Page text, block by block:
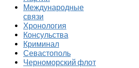
Международные
связи
Хронология
Консульства
Криминал
Севастополь
Черноморский флот